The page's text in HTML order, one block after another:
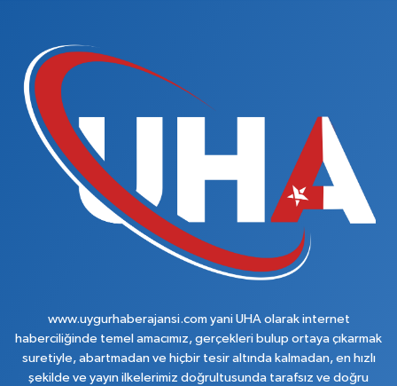
www.uygurhaberajansi.com yani UHA olarak internet
haberciliğinde temel amacımız, gerçekleri bulup ortaya çıkarmak
suretiyle, abartmadan ve hiçbir tesir altında kalmadan, en hızlı
şekilde ve yayın ilkelerimiz doğrultusunda tarafsız ve doğru